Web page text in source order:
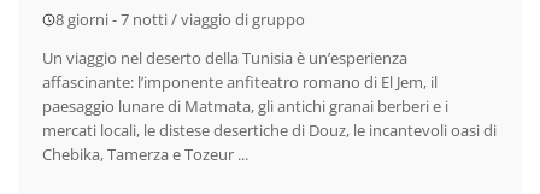
8 giorni - 7 notti / viaggio di gruppo
Un viaggio nel deserto della Tunisia è un’esperienza
affascinante: l’imponente anfiteatro romano di El Jem, il
paesaggio lunare di Matmata, gli antichi granai berberi e i
mercati locali, le distese desertiche di Douz, le incantevoli oasi di
Chebika, Tamerza e Tozeur ...